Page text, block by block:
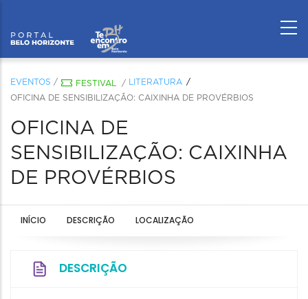
EVENTOS / FESTIVAL /
LITERATURA
OFICINA DE SENSIBILIZAÇÃO: CAIXINHA DE PROVÉRBIOS
OFICINA DE
SENSIBILIZAÇÃO: CAIXINHA
DE PROVÉRBIOS
INÍCIO DESCRIÇÃO LOCALIZAÇÃO
DESCRIÇÃO